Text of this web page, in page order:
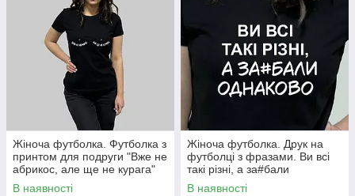
Жіноча футболка. Футболка з
принтом для подруги "Вже не
абрикос, але ще не курага"
В наявності
Жіноча футболка. Друк на
футболці з фразами. Ви всі
такі різні, а за#бали
однаково.
В наявності